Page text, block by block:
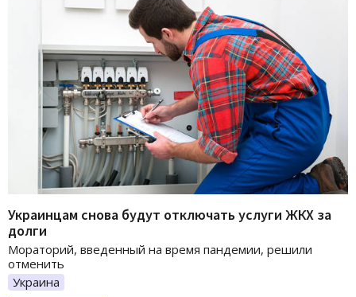
Украинцам снова будут отключать услуги ЖКХ за
долги
Мораторий, введенный на время пандемии, решили
отменить
Украина